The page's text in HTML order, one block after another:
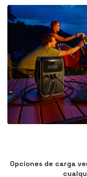
Opciones de carga